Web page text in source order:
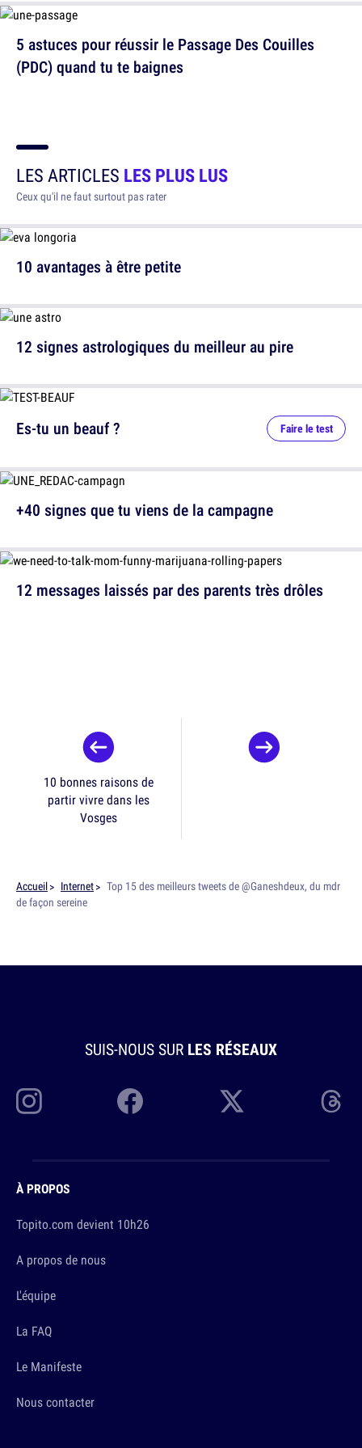
5 astuces pour réussir le Passage Des Couilles
(PDC) quand tu te baignes
LES ARTICLES LES PLUS LUS
Ceux qu'il ne faut surtout pas rater
10 avantages à être petite
12 signes astrologiques du meilleur au pire
12 messages laissés par des parents très drôles
Es-tu un beauf ? Faire le test
+40 signes que tu viens de la campagne
10 bonnes raisons de
partir vivre dans les
Vosges
Accueil Internet
Top 15 des meilleurs tweets de @Ganeshdeux, du mdr
de façon sereine
SUIS-NOUS SUR LES RÉSEAUX
À PROPOS
Topito.com devient 10h26
A propos de nous
L'équipe
La FAQ
Le Manifeste
Nous contacter